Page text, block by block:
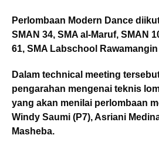
Perlombaan Modern Dance
SMAN 34, SMA al-Maruf, SMAN
61, SMA Labschool
Dalam technical meeting
pengarahan mengenai teknis
yang akan menilai perlombaan
Windy Saumi (P7), Asriani
Masheba.